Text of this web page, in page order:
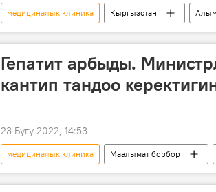
медициналык клиника Кыргызстан
жыйын
Гепатит арбыды.
кантип тандоо
23 Бугу 2022, 14:53
медициналык клиника Маалымат борбор
лицензия